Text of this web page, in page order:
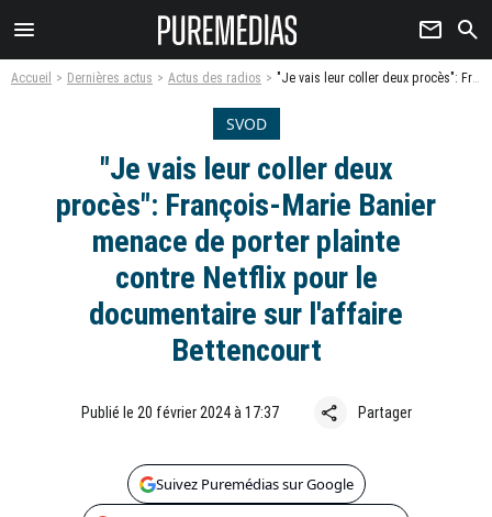
menu newsletter search
Accueil Dernières actus Actus des radios "Je vais leur coller deux procès": François-Marie Banier menace de porter plainte contre Netflix pour le documentaire sur l'affaire Bettencourt
SVOD
"Je vais leur coller deux
procès": François-Marie Banier
menace de porter plainte
contre Netflix pour le
documentaire sur l'affaire
Bettencourt
Publié le 20 février 2024 à 17:37 share Partager
Suivez Puremédias sur Google